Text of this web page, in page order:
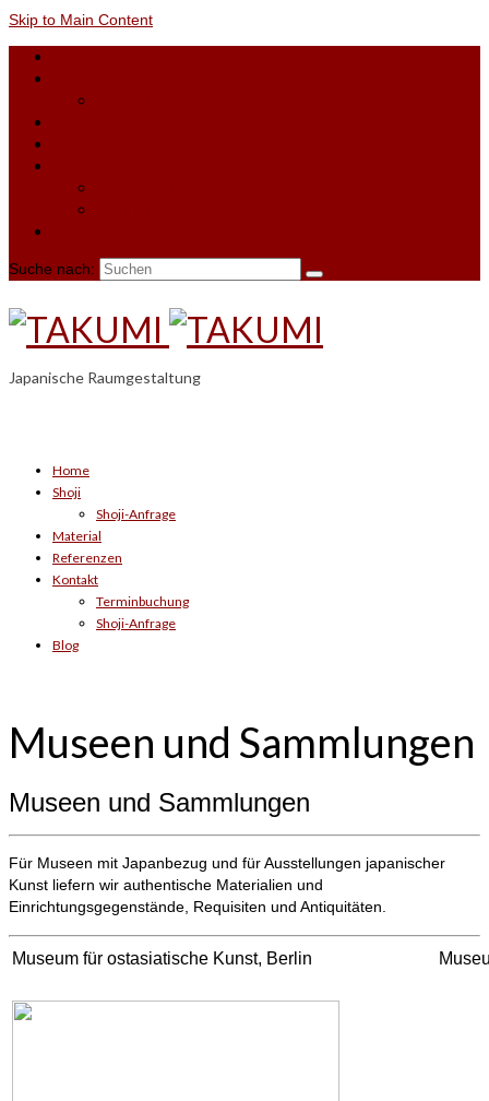
Skip to Main Content
Suche nach:
Japanische Raumgestaltung
Home
Shoji
Shoji-Anfrage
Material
Referenzen
Kontakt
Terminbuchung
Shoji-Anfrage
Blog
Museen und Sammlungen
Museen und Sammlungen
Für Museen mit Japanbezug und für Ausstellungen japanischer
Kunst liefern wir authentische Materialien und
Einrichtungsgegenstände, Requisiten und Antiquitäten.
Museum für ostasiatische Kunst, Berlin